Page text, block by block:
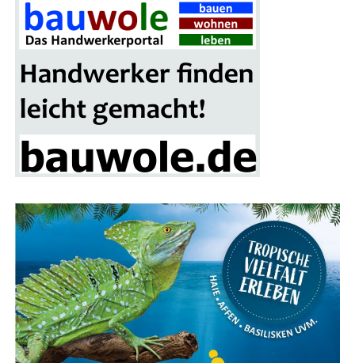
Ein wei­te­res High­light der Mes­se ist das gro­ße Gewinn­
spiel, bei dem ein schi­cker Mitsu­bi­shi Colt als Haupt­ge­
winn winkt. Alle Besu­cher erhal­ten mit ihrer Ein­tritts­
kar­te einen Teil­nah­me-Cou­pon, der in die Los­box auf
dem Mes­se­ge­län­de ein­ge­wor­fen wer­den kann. Die Ver­lo­
sung des Haupt­prei­ses erfolgt am Ende der Bau­mes­se-
Sai­son im nächs­ten Frühjahr.
Fokus auf Pho­to­vol­ta­ik und Solaranlagen
Ein beson­de­rer Schwer­punkt der Bau­mes­se Lin­gen liegt
auf alter­na­ti­ven Ener­gie­quel­len, ins­be­son­de­re Pho­to­
vol­ta­ik und Solar­an­la­gen. Über ein Dut­zend Aus­stel­ler
prä­sen­tie­ren ihre inno­va­ti­ven Lösun­gen für die Strom­
erzeu­gung und Heiz­sys­te­me mit Son­nen­en­er­gie. Ergän­
zend dazu gibt es Anbie­ter von Wär­me­pum­pen, Dämm­
ma­te­ria­li­en und Bera­tungs­diens­te für ener­ge­ti­sche
Sanierungen.